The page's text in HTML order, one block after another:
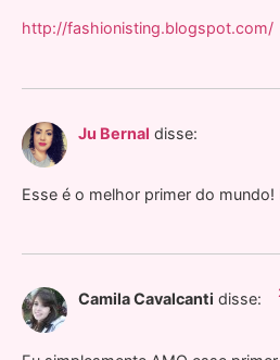
http://fashionisting.blogspot.com/
Ju Bernal disse:
Esse é o melhor primer do mundo!
Camila Cavalcanti disse: